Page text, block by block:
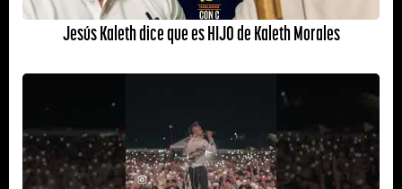
Jesús Kaleth dice que es HIJO de Kaleth Morales